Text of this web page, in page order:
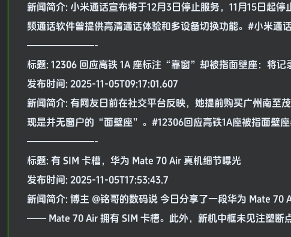
新闻简介: 小米通话宣布将于12月3日停止服务，11月15日起
频通话软件曾提供高清通话体验和多设备切换功能。#小米通
———————-
标题: 12306 回应高铁 1A 座标注“靠窗”却被指面壁座：将记
发布时间: 2025-11-05T09:17:01.607
新闻简介: 有网友日前在社交平台反映，她提前购买广州南
现是并无窗户的“面壁座”。#12306回应高铁1A座被指面壁
———————-
标题: 有 SIM 卡槽，华为 Mate 70 Air 真机细节曝光
发布时间: 2025-11-05T17:53:43.7
新闻简介: 博主 @铭哥的数码说 今日分享了一段华为 Mate
—— Mate 70 Air 拥有 SIM 卡槽。此外，新机中框未见注塑断